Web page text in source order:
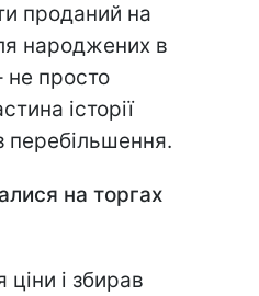
проданий на
народжених в
не просто
історії
перебільшення.
на торгах
і збирав